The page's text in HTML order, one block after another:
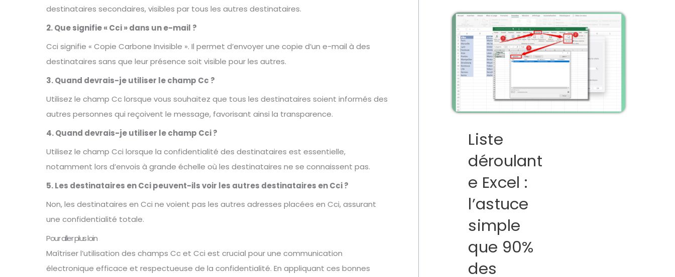
destinataires secondaires, visibles par tous les autres destinataires.
2. Que signifie « Cci » dans un e-mail ?
Cci signifie « Copie Carbone Invisible ». Il permet d’envoyer une copie d’un e-mail à des
destinataires sans que leur présence soit visible pour les autres.
3. Quand devrais-je utiliser le champ Cc ?
Utilisez le champ Cc lorsque vous souhaitez que tous les destinataires soient informés des
autres personnes qui reçoivent le message, favorisant ainsi la transparence.
4. Quand devrais-je utiliser le champ Cci ?
Utilisez le champ Cci lorsque la confidentialité des destinataires est essentielle,
notamment lors d’envois à grande échelle où les destinataires ne se connaissent pas.
5. Les destinataires en Cci peuvent-ils voir les autres destinataires en Cci ?
Non, les destinataires en Cci ne voient pas les autres adresses placées en Cci, assurant
une confidentialité totale.
Pour aller plus loin
Maîtriser l’utilisation des champs Cc et Cci est crucial pour une communication
électronique efficace et respectueuse de la confidentialité. En appliquant ces bonnes
Liste
déroulant
e Excel :
l’astuce
simple
que 90%
des